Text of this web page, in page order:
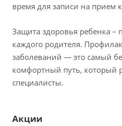
время для записи на прием
Защита здоровья ребенка –
каждого родителя.
заболеваний — это самый
комфортный путь, который
специалисты.
Акции